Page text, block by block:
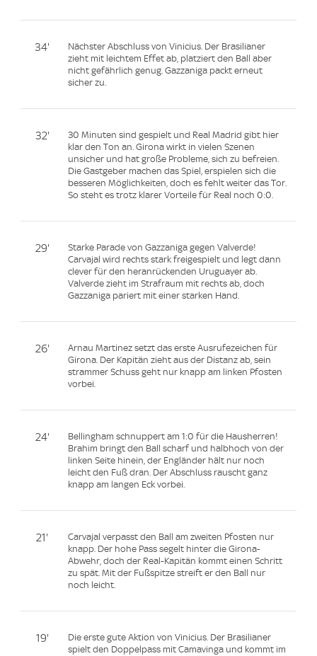
34'
Nächster Abschluss von Vinicius. Der Brasilianer
zieht mit leichtem Effet ab, platziert den Ball aber
nicht gefährlich genug. Gazzaniga packt erneut
sicher zu.
32'
30 Minuten sind gespielt und Real Madrid gibt hier
klar den Ton an. Girona wirkt in vielen Szenen
unsicher und hat große Probleme, sich zu befreien.
Die Gastgeber machen das Spiel, erspielen sich die
besseren Möglichkeiten, doch es fehlt weiter das Tor.
So steht es trotz klarer Vorteile für Real noch 0:0.
29'
Starke Parade von Gazzaniga gegen Valverde!
Carvajal wird rechts stark freigespielt und legt dann
clever für den heranrückenden Uruguayer ab.
Valverde zieht im Strafraum mit rechts ab, doch
Gazzaniga pariert mit einer starken Hand.
26'
Arnau Martinez setzt das erste Ausrufezeichen für
Girona. Der Kapitän zieht aus der Distanz ab, sein
strammer Schuss geht nur knapp am linken Pfosten
vorbei.
24'
Bellingham schnuppert am 1:0 für die Hausherren!
Brahim bringt den Ball scharf und halbhoch von der
linken Seite hinein, der Engländer hält nur noch
leicht den Fuß dran. Der Abschluss rauscht ganz
knapp am langen Eck vorbei.
21'
Carvajal verpasst den Ball am zweiten Pfosten nur
knapp. Der hohe Pass segelt hinter die Girona-
Abwehr, doch der Real-Kapitän kommt einen Schritt
zu spät. Mit der Fußspitze streift er den Ball nur
noch leicht.
19'
Die erste gute Aktion von Vinicius. Der Brasilianer
spielt den Doppelpass mit Camavinga und kommt im